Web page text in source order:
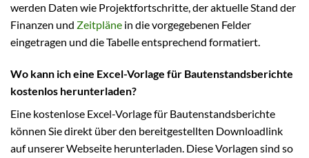
werden Daten wie Projektfortschritte, der aktuelle Stand der
Finanzen und Zeitpläne in die vorgegebenen Felder
eingetragen und die Tabelle entsprechend formatiert.
Wo kann ich eine Excel-Vorlage für Bautenstandsberichte
kostenlos herunterladen?
Eine kostenlose Excel-Vorlage für Bautenstandsberichte
können Sie direkt über den bereitgestellten Downloadlink
auf unserer Webseite herunterladen. Diese Vorlagen sind so